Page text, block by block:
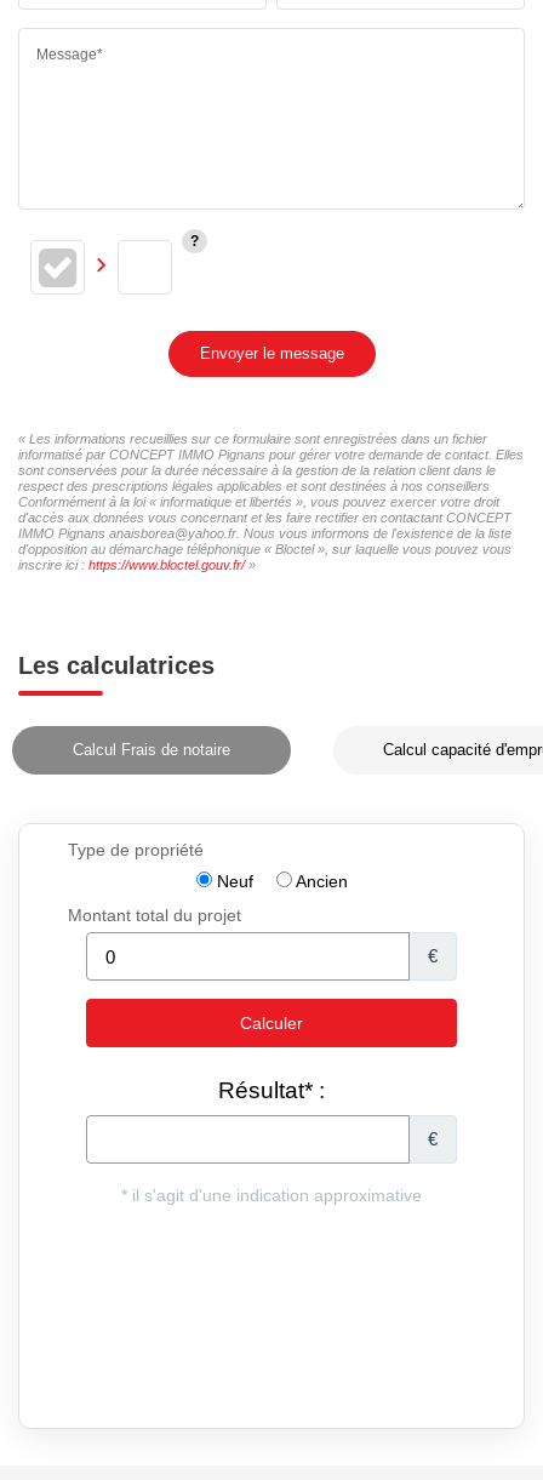
Message*
Envoyer le message
« Les informations recueillies sur ce formulaire sont enregistrées dans un fichier
informatisé par CONCEPT IMMO Pignans pour gérer votre demande de contact. Elles
sont conservées pour la durée nécessaire à la gestion de la relation client dans le
respect des prescriptions légales applicables et sont destinées à nos conseillers
Conformément à la loi « informatique et libertés », vous pouvez exercer votre droit
d'accès aux données vous concernant et les faire rectifier en contactant CONCEPT
IMMO Pignans anaisborea@yahoo.fr. Nous vous informons de l'existence de la liste
d'opposition au démarchage téléphonique « Bloctel », sur laquelle vous pouvez vous
inscrire ici : https://www.bloctel.gouv.fr/»
Les calculatrices
Calcul Frais de notaire Calcul capacité